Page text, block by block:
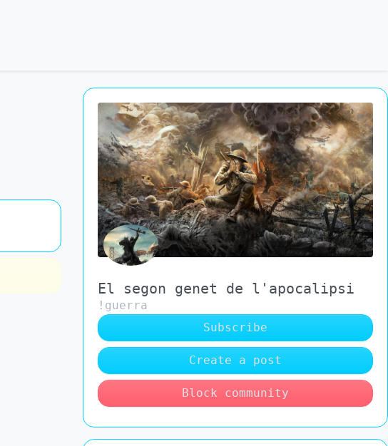
El segon genet de l'apocalipsi
!guerra
Subscribe
Create a post
Block community